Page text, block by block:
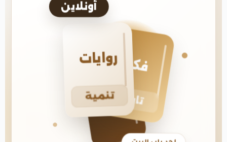
أونلاين
فكر
تاريخ
روايات
تنمية